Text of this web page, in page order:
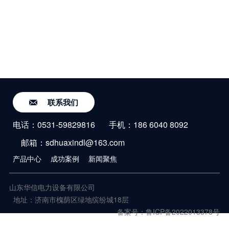
联系我们
电话：0531-59829816
手机：186 6040 8092
邮箱：sdhuaxindl@163.com
产品中心 成功案例 新闻聚焦
山东华信电力设备有限公司
地址：济南市槐荫区绿地缤纷城18层
备案号：鲁ICP备2022013378号